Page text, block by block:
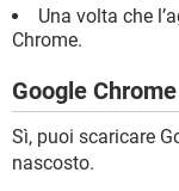
Una volta che
Chrome.
Google
Sì, puoi scaricare
nascosto.